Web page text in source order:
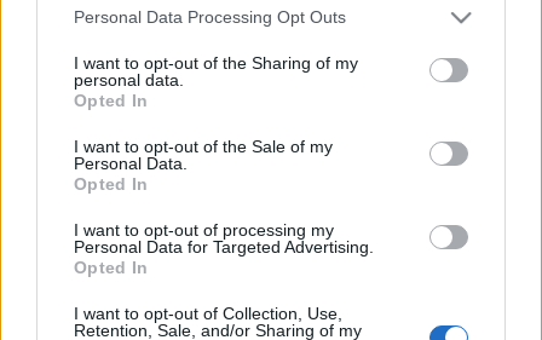
Personal Data Processing Opt Outs
I want to opt-out of the Sharing of my
personal data.
Opted In
I want to opt-out of the Sale of my
Personal Data.
Opted In
I want to opt-out of processing my
Personal Data for Targeted Advertising.
Opted In
I want to opt-out of Collection, Use,
Retention, Sale, and/or Sharing of my
Vous trouverez ci-dessous la liste des futurs
l'équipeHC Metalurg
. Cette équipe de
Macedoine a été fondée il y a 55 ans, en 1971.
Il n'y a pas de diffusions de matchs de la team
moment. Nous mettrons cette page à jour dès
que ce sera le cas.
Pour suivre l'actu HC Metalurg, n'hésitez pas à